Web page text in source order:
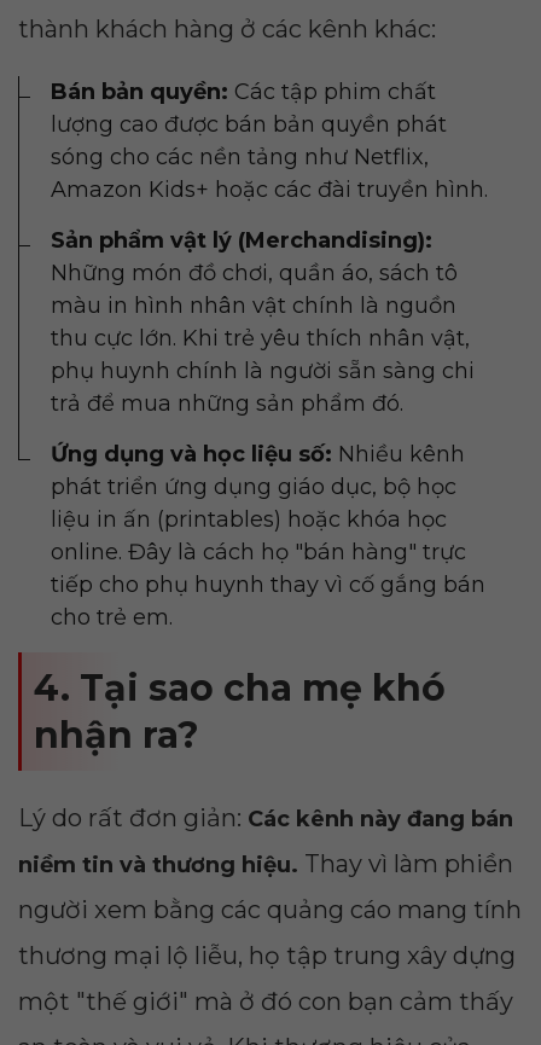
thành khách hàng ở các kênh khác:
Bán bản quyền: Các tập phim chất
lượng cao được bán bản quyền phát
sóng cho các nền tảng như Netflix,
Amazon Kids+ hoặc các đài truyền hình.
Sản phẩm vật lý (Merchandising):
Những món đồ chơi, quần áo, sách tô
màu in hình nhân vật chính là nguồn
thu cực lớn. Khi trẻ yêu thích nhân vật,
phụ huynh chính là người sẵn sàng chi
trả để mua những sản phẩm đó.
Ứng dụng và học liệu số: Nhiều kênh
phát triển ứng dụng giáo dục, bộ học
liệu in ấn (printables) hoặc khóa học
online. Đây là cách họ "bán hàng" trực
tiếp cho phụ huynh thay vì cố gắng bán
cho trẻ em.
4. Tại sao cha mẹ khó
nhận ra?
Lý do rất đơn giản: Các kênh này đang bán
niềm tin và thương hiệu. Thay vì làm phiền
người xem bằng các quảng cáo mang tính
thương mại lộ liễu, họ tập trung xây dựng
một "thế giới" mà ở đó con bạn cảm thấy